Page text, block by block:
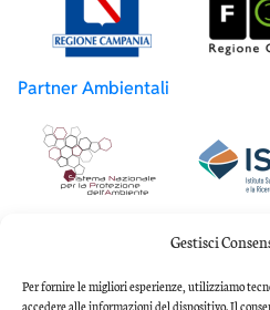
Gestisci
Per fornire le migliori esperienze, utilizziamo
accedere alle informazioni del dispositivo. Il
Partner Ambientali
Partner Accademici